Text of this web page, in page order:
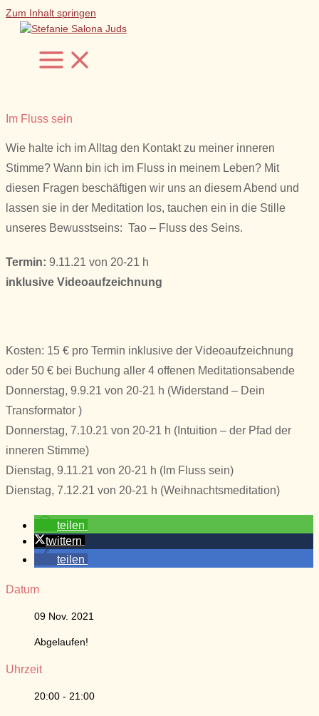
Zum Inhalt springen
Im Fluss sein
Wie halte ich im Alltag den Kontakt zu meiner inneren
Stimme? Wann bin ich im Fluss in meinem Leben? Mit
diesen Fragen beschäftigen wir uns an diesem Abend und
lassen sie in der Meditation los, tauchen ein in die Stille
unseres Bewusstseins: Tao – Fluss des Seins.
Termin: 9.11.21 von 20-21 h
inklusive Videoaufzeichnung
Kosten: 15 € pro Termin inklusive der Videoaufzeichnung
oder 50 € bei Buchung aller 4 offenen Meditationsabende
Donnerstag, 9.9.21 von 20-21 h (Widerstand – Dein
Transformator )
Donnerstag, 7.10.21 von 20-21 h (Intuition – der Pfad der
inneren Stimme)
Dienstag, 9.11.21 von 20-21 h (Im Fluss sein)
Dienstag, 7.12.21 von 20-21 h (Weihnachtsmeditation)
teilen
twittern
teilen
Datum
09 Nov. 2021
Abgelaufen!
Uhrzeit
20:00 - 21:00